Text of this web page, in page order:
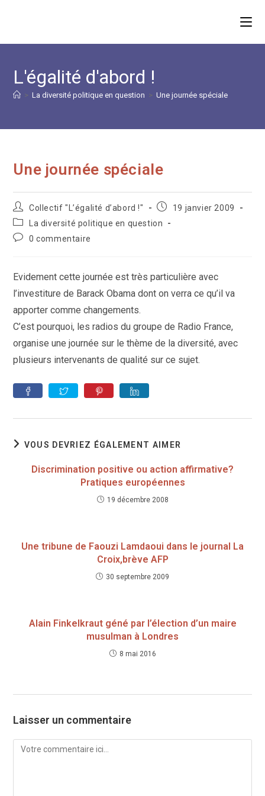
L'égalité d'abord !
> La diversité politique en question > Une journée spéciale
Une journée spéciale
Auteur/autrice
de
la
publication :
Collectif "L’égalité d’abord !"
Publication
19 janvier 2009
Post
category:
La diversité politique en question
Commentaires
0 commentaire
Evidement cette journée est très particulière avec
l’investiture de Barack Obama dont on verra ce qu’il va
apporter comme changements.
C’est pourquoi, les radios du groupe de Radio France,
organise une journée sur le thème de la diversité, avec
plusieurs intervenants de qualité sur ce sujet.
VOUS DEVRIEZ ÉGALEMENT AIMER
Discrimination positive ou action affirmative?
Pratiques européennes
19 décembre 2008
Une tribune de Faouzi Lamdaoui dans le journal La
Croix,brève AFP
30 septembre 2009
Alain Finkelkraut géné par l’élection d’un maire
musulman à Londres
8 mai 2016
Laisser un commentaire
Comment